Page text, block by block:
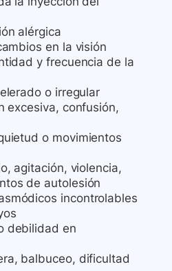
alérgica
en la visión
y frecuencia de la
o irregular
excesiva, confusión,
o movimientos
agitación, violencia,
de autolesión
incontrolables
debilidad en
balbuceo, dificultad